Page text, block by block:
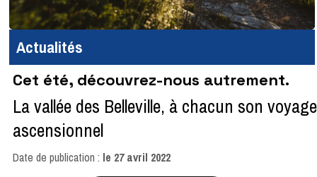
Actualités
Cet été, découvrez-nous autrement.
La vallée des Belleville, à chacun son voyage
ascensionnel
Date de publication : le 27 avril 2022